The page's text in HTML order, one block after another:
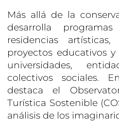
Más allá de la
desarrolla
residencias
proyectos educativos
universidades,
colectivos sociales.
destaca el
Turística Sostenible
análisis de los